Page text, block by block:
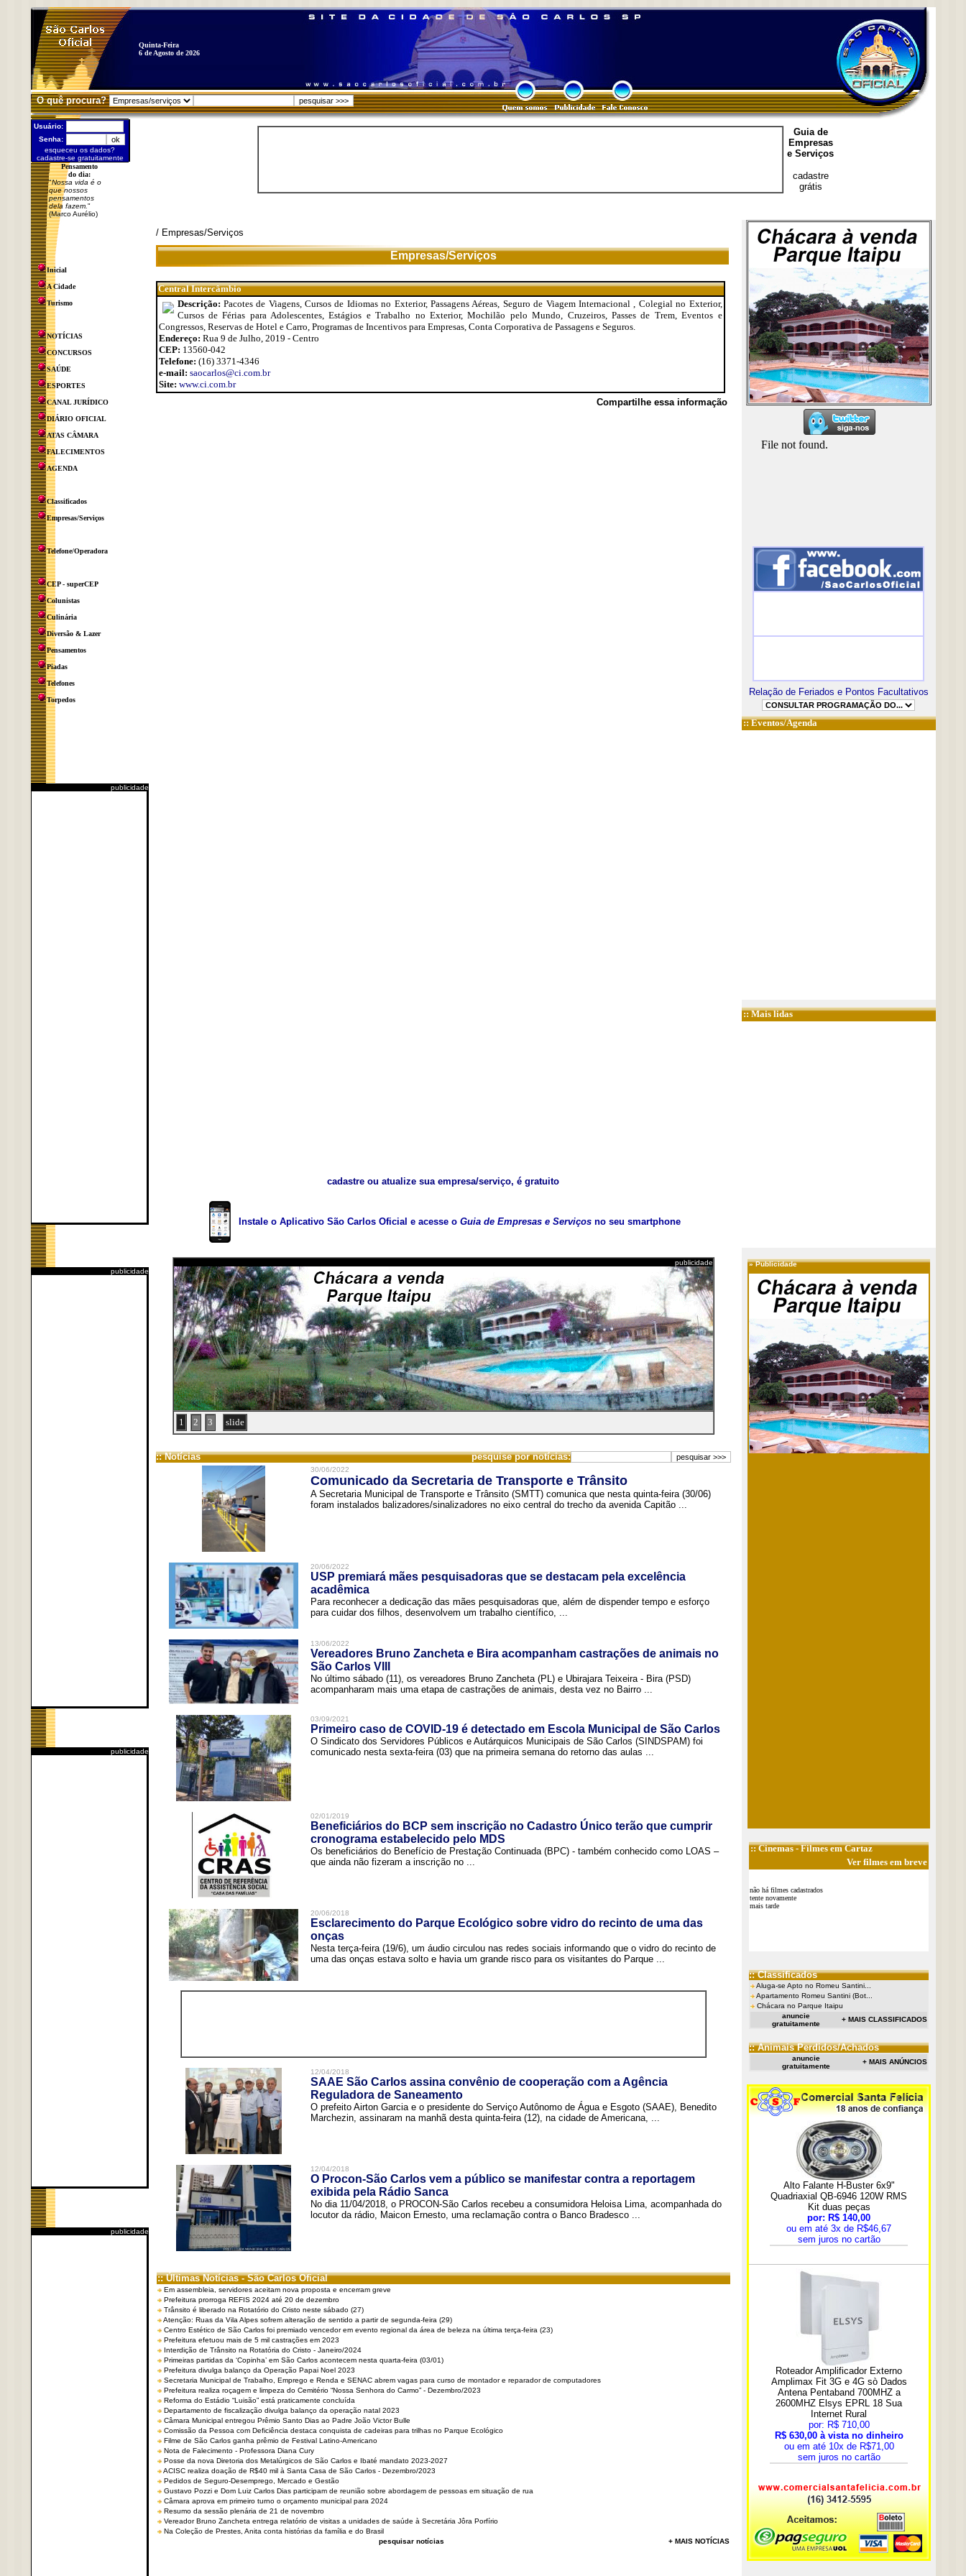
Quinta-Feira
6 de Agosto de 2026
O quê procura?
Usuário:
Senha:
esqueceu os dados?
cadastre-se gratuitamente
Pensamento
do dia:
"Nossa vida é o
que nossos
pensamentos
dela fazem. "
(Marco Aurélio)
Inicial
A Cidade
Turismo
NOTÍCIAS
CONCURSOS
SAÚDE
ESPORTES
CANAL JURÍDICO
DIÁRIO OFICIAL
ATAS CÂMARA
FALECIMENTOS
AGENDA
Classificados
Empresas/Serviços
Telefone/Operadora
CEP - superCEP
Colunistas
Culinária
Diversão & Lazer
Pensamentos
Piadas
Telefones
Torpedos
publicidade
publicidade
publicidade
publicidade
Guia de
Empresas
e Serviços
cadastre
grátis
/ Empresas/Serviços
Empresas/Serviços
Central Intercâmbio
Descrição: Pacotes de Viagens, Cursos de Idiomas no Exterior, Passagens Aéreas, Seguro de Viagem Internacional , Colegial no Exterior,
Cursos de Férias para Adolescentes, Estágios e Trabalho no Exterior, Mochilão pelo Mundo, Cruzeiros, Passes de Trem, Eventos e
Congressos, Reservas de Hotel e Carro, Programas de Incentivos para Empresas, Conta Corporativa de Passagens e Seguros.
Endereço: Rua 9 de Julho, 2019 - Centro
CEP: 13560-042
Telefone: (16) 3371-4346
e-mail: saocarlos@ci.com.br
Site: www.ci.com.br
Compartilhe essa informação
cadastre ou atualize sua empresa/serviço, é gratuito
Instale o Aplicativo São Carlos Oficial e acesse o Guia de Empresas e Serviços no seu smartphone
publicidade
1 2 3 slide
:: Notícias pesquise por notícias:
30/06/2022
Comunicado da Secretaria de Transporte e Trânsito
A Secretaria Municipal de Transporte e Trânsito (SMTT) comunica que nesta quinta-feira (30/06)
foram instalados balizadores/sinalizadores no eixo central do trecho da avenida Capitão ...
20/06/2022
USP premiará mães pesquisadoras que se destacam pela excelência
acadêmica
Para reconhecer a dedicação das mães pesquisadoras que, além de dispender tempo e esforço
para cuidar dos filhos, desenvolvem um trabalho científico, ...
13/06/2022
Vereadores Bruno Zancheta e Bira acompanham castrações de animais no
São Carlos VIII
No último sábado (11), os vereadores Bruno Zancheta (PL) e Ubirajara Teixeira - Bira (PSD)
acompanharam mais uma etapa de castrações de animais, desta vez no Bairro ...
03/09/2021
Primeiro caso de COVID-19 é detectado em Escola Municipal de São Carlos
O Sindicato dos Servidores Públicos e Autárquicos Municipais de São Carlos (SINDSPAM) foi
comunicado nesta sexta-feira (03) que na primeira semana do retorno das aulas ...
02/01/2019
Beneficiários do BCP sem inscrição no Cadastro Único terão que cumprir
cronograma estabelecido pelo MDS
Os beneficiários do Benefício de Prestação Continuada (BPC) - também conhecido como LOAS –
que ainda não fizeram a inscrição no ...
20/06/2018
Esclarecimento do Parque Ecológico sobre vidro do recinto de uma das
onças
Nesta terça-feira (19/6), um áudio circulou nas redes sociais informando que o vidro do recinto de
uma das onças estava solto e havia um grande risco para os visitantes do Parque ...
12/04/2018
SAAE São Carlos assina convênio de cooperação com a Agência
Reguladora de Saneamento
O prefeito Airton Garcia e o presidente do Serviço Autônomo de Água e Esgoto (SAAE), Benedito
Marchezin, assinaram na manhã desta quinta-feira (12), na cidade de Americana, ...
12/04/2018
O Procon-São Carlos vem a público se manifestar contra a reportagem
exibida pela Rádio Sanca
No dia 11/04/2018, o PROCON-São Carlos recebeu a consumidora Heloisa Lima, acompanhada do
locutor da rádio, Maicon Ernesto, uma reclamação contra o Banco Bradesco ...
:: Últimas Notícias - São Carlos Oficial
Em assembleia, servidores aceitam nova proposta e encerram greve
Prefeitura prorroga REFIS 2024 até 20 de dezembro
Trânsito é liberado na Rotatório do Cristo neste sábado (27)
Atenção: Ruas da Vila Alpes sofrem alteração de sentido a partir de segunda-feira (29)
Centro Estético de São Carlos foi premiado vencedor em evento regional da área de beleza na última terça-feira (23)
Prefeitura efetuou mais de 5 mil castrações em 2023
Interdição de Trânsito na Rotatória do Cristo - Janeiro/2024
Primeiras partidas da ‘Copinha’ em São Carlos acontecem nesta quarta-feira (03/01)
Prefeitura divulga balanço da Operação Papai Noel 2023
Secretaria Municipal de Trabalho, Emprego e Renda e SENAC abrem vagas para curso de montador e reparador de computadores
Prefeitura realiza roçagem e limpeza do Cemitério “Nossa Senhora do Carmo” - Dezembro/2023
Reforma do Estádio “Luisão” está praticamente concluída
Departamento de fiscalização divulga balanço da operação natal 2023
Câmara Municipal entregou Prêmio Santo Dias ao Padre João Victor Bulle
Comissão da Pessoa com Deficiência destaca conquista de cadeiras para trilhas no Parque Ecológico
Filme de São Carlos ganha prêmio de Festival Latino-Americano
Nota de Falecimento - Professora Diana Cury
Posse da nova Diretoria dos Metalúrgicos de São Carlos e Ibaté mandato 2023-2027
ACISC realiza doação de R$40 mil à Santa Casa de São Carlos - Dezembro/2023
Pedidos de Seguro-Desemprego, Mercado e Gestão
Gustavo Pozzi e Dom Luiz Carlos Dias participam de reunião sobre abordagem de pessoas em situação de rua
Câmara aprova em primeiro turno o orçamento municipal para 2024
Resumo da sessão plenária de 21 de novembro
Vereador Bruno Zancheta entrega relatório de visitas a unidades de saúde à Secretária Jôra Porfírio
Na Coleção de Prestes, Anita conta histórias da família e do Brasil
pesquisar notícias
+ MAIS NOTÍCIAS
Relação de Feriados e Pontos Facultativos
::Eventos/Agenda
:: Mais lidas
»Publicidade
::Cinemas- Filmes em Cartaz
Ver filmes em breve
não há filmes cadastrados
tente novamente
mais tarde
:: Classificados
Aluga-se Apto no Romeu Santini...
Apartamento Romeu Santini (Bot...
Chácara no Parque Itaipu
anuncie
gratuitamente
+ MAIS CLASSIFICADOS
:: Animais Perdidos/Achados
anuncie
gratuitamente
+ MAIS ANÚNCIOS